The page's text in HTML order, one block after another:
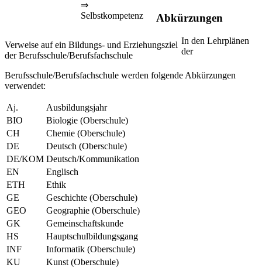
⇒
Selbstkompetenz
Verweise auf ein Bildungs- und Erziehungsziel
der Berufsschule/Berufsfachschule
Abkürzungen
In den Lehrplänen
der
Berufsschule/Berufsfachschule werden folgende Abkürzungen
verwendet:
Aj.
Ausbildungsjahr
BIO
Biologie (Oberschule)
CH
Chemie (Oberschule)
DE
Deutsch (Oberschule)
DE/KOM Deutsch/Kommunikation
EN
Englisch
ETH
Ethik
GE
Geschichte (Oberschule)
GEO
Geographie (Oberschule)
GK
Gemeinschaftskunde
HS
Hauptschulbildungsgang
INF
Informatik (Oberschule)
KU
Kunst (Oberschule)